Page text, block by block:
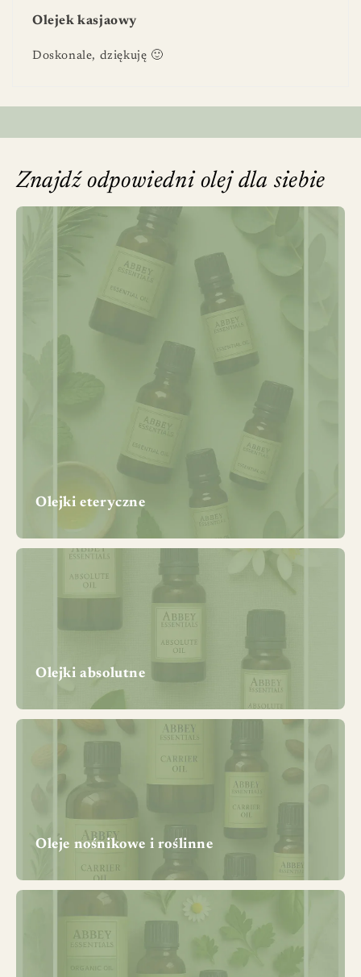
Olejek kasjaowy
Doskonale, dziękuję 🙂
Znajdź odpowiedni olej dla siebie
Olejki eteryczne
Olejki absolutne
Oleje nośnikowe i roślinne